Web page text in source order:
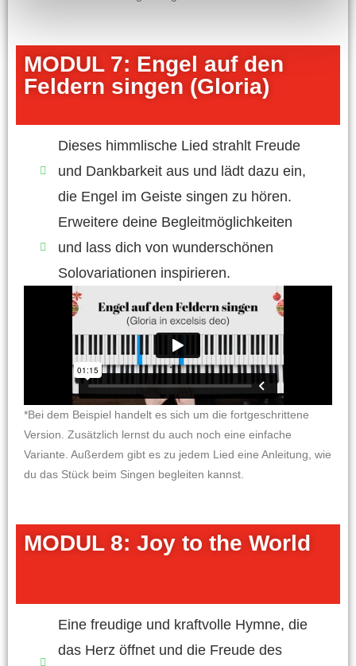
MODUL 7: Engel auf den
Feldern singen (Gloria)
Dieses himmlische Lied strahlt Freude
und Dankbarkeit aus und lädt dazu ein,
die Engel im Geiste singen zu hören.
Erweitere deine Begleitmöglichkeiten
und lass dich von wunderschönen
Solovariationen inspirieren.
*Bei dem Beispiel handelt es sich um die fortgeschrittene
Version. Zusätzlich lernst du auch noch eine einfache
Variante. Außerdem gibt es zu jedem Lied eine Anleitung, wie
du das Stück beim Singen begleiten kannst.
MODUL 8: Joy to the World
Eine freudige und kraftvolle Hymne, die
das Herz öffnet und die Freude des